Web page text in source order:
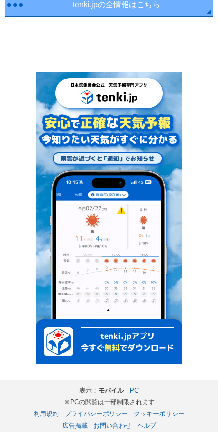
tenki.jpの全情報はこちら
表示： モバイル｜ PC
※PCの閲覧は一部制限されます
利用規約 - プライバシーポリシー - クッキーポリシー
広告掲載- お問い合わせ- ヘルプ